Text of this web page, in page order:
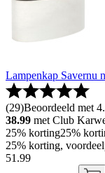
Lampenkap Savernu
(29)Beoordeeld met
38.99 met Club
25% korting25%
25% korting,
51 .99